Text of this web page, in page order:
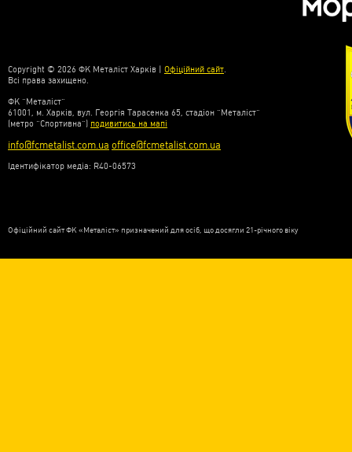
Copyright © 2026 ФК Металіст Харків | Офіційний сайт.
Всі права захищено.
ФК “Металіст”
61001, м. Харків, вул. Георгія Тарасенка 65, стадіон “Металіст”
(метро “Спортивна”) подивитись на мапі
info@fcmetalist.com.ua office@fcmetalist.com.ua
Ідентифікатор медіа: R40-06573
Офіційний сайт ФК «Металіст» призначений для осіб, що досягли 21-річного віку